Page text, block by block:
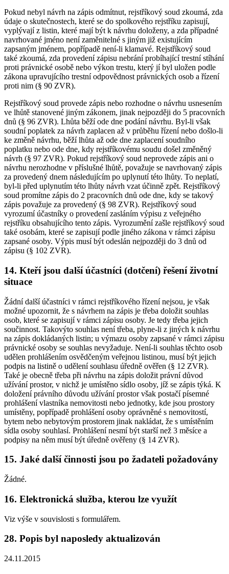
Pokud nebyl návrh na zápis odmítnut, rejstříkový soud zkoumá, zda
údaje o skutečnostech, které se do spolkového rejstříku zapisují,
vyplývají z listin, které mají být k návrhu doloženy, a zda případné
navrhované jméno není zaměnitelné s jiným již existujícím
zapsaným jménem, popřípadě není-li klamavé. Rejstříkový soud
také zkoumá, zda provedení zápisu nebrání probíhající trestní stíhání
proti právnické osobě nebo výkon trestu, který jí byl uložen podle
zákona upravujícího trestní odpovědnost právnických osob a řízení
proti nim (§ 90 ZVR).
Rejstříkový soud provede zápis nebo rozhodne o návrhu usnesením
ve lhůtě stanovené jiným zákonem, jinak nejpozději do 5 pracovních
dnů (§ 96 ZVR). Lhůta běží ode dne podání návrhu. Byl-li však
soudní poplatek za návrh zaplacen až v průběhu řízení nebo došlo-li
ke změně návrhu, běží lhůta až ode dne zaplacení soudního
poplatku nebo ode dne, kdy rejstříkovému soudu došel změněný
návrh (§ 97 ZVR). Pokud rejstříkový soud neprovede zápis ani o
návrhu nerozhodne v příslušné lhůtě, považuje se navrhovaný zápis
za provedený dnem následujícím po uplynutí této lhůty. To neplatí,
byl-li před uplynutím této lhůty návrh vzat účinně zpět. Rejstříkový
soud promítne zápis do 2 pracovních dnů ode dne, kdy se takový
zápis považuje za provedený (§ 98 ZVR). Rejstříkový soud
vyrozumí účastníky o provedení zasláním výpisu z veřejného
rejstříku obsahujícího tento zápis. Vyrozumění zašle rejstříkový soud
také osobám, které se zapisují podle jiného zákona v rámci zápisu
zapsané osoby. Výpis musí být odeslán nejpozději do 3 dnů od
zápisu (§ 102 ZVR).
14. Kteří jsou další účastníci (dotčení) řešení životní
situace
Žádní další účastníci v rámci rejstříkového řízení nejsou, je však
možné upozornit, že s návrhem na zápis je třeba doložit souhlas
osob, které se zapisují v rámci zápisu osoby. Je tedy třeba jejich
součinnost. Takovýto souhlas není třeba, plyne-li z jiných k návrhu
na zápis dokládaných listin; u výmazu osoby zapsané v rámci zápisu
právnické osoby se souhlas nevyžaduje. Není-li souhlas těchto osob
udělen prohlášením osvědčeným veřejnou listinou, musí být jejich
podpis na listině o udělení souhlasu úředně ověřen (§ 12 ZVR).
Také je obecně třeba při návrhu na zápis doložit právní důvod
užívání prostor, v nichž je umístěno sídlo osoby, jíž se zápis týká. K
doložení právního důvodu užívání prostor však postačí písemné
prohlášení vlastníka nemovitosti nebo jednotky, kde jsou prostory
umístěny, popřípadě prohlášení osoby oprávněné s nemovitostí,
bytem nebo nebytovým prostorem jinak nakládat, že s umístěním
sídla osoby souhlasí. Prohlášení nesmí být starší než 3 měsíce a
podpisy na něm musí být úředně ověřeny (§ 14 ZVR).
15. Jaké další činnosti jsou po žadateli požadovány
Žádné.
16. Elektronická služba, kterou lze využít
Viz výše v souvislosti s formulářem.
28. Popis byl naposledy aktualizován
24.11.2015